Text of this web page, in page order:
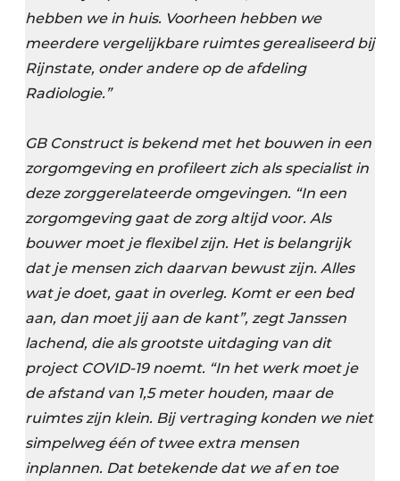
hebben we in huis. Voorheen hebben we
meerdere vergelijkbare ruimtes gerealiseerd bij
Rijnstate, onder andere op de afdeling
Radiologie.”
GB Construct is bekend met het bouwen in een
zorgomgeving en profileert zich als specialist in
deze zorggerelateerde omgevingen. “In een
zorgomgeving gaat de zorg altijd voor. Als
bouwer moet je flexibel zijn. Het is belangrijk
dat je mensen zich daarvan bewust zijn. Alles
wat je doet, gaat in overleg. Komt er een bed
aan, dan moet jij aan de kant”, zegt Janssen
lachend, die als grootste uitdaging van dit
project COVID-19 noemt. “In het werk moet je
de afstand van 1,5 meter houden, maar de
ruimtes zijn klein. Bij vertraging konden we niet
simpelweg één of twee extra mensen
inplannen. Dat betekende dat we af en toe